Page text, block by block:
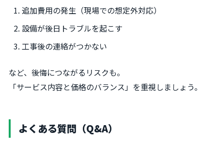
追加費用の発生（現場での想定外対応）
設備が後日トラブルを起こす
工事後の連絡がつかない
など、後悔につながるリスクも。
「サービス内容と価格のバランス」を重視しましょう。
よくある質問（Q&A）